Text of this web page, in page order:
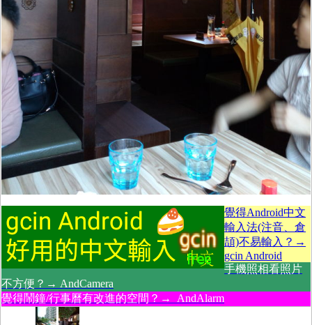
覺得Android中文
輸入法(注音、倉
頡)不易輸入？→
gcin Android
手機照相看照片
不方便？→ AndCamera
覺得鬧鐘/行事曆有改進的空間？→ AndAlarm